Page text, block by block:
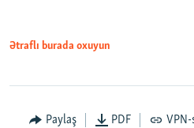
Ətraflı burada oxuyun
Paylaş PDF